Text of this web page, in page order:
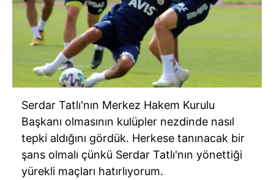
Serdar Tatlı'nın Merkez Hakem Kurulu
Başkanı olmasının kulüpler nezdinde nasıl
tepki aldığını gördük. Herkese tanınacak bir
şans olmalı çünkü Serdar Tatlı'nın yönettiği
yürekli maçları hatırlıyorum.